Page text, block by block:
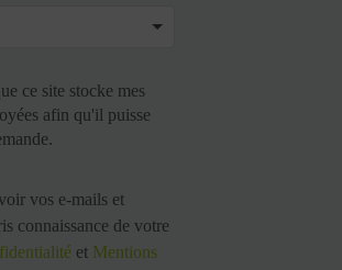
ce site stocke mes
afin qu'il puisse
vos e-mails et
connaissance de votre
et Mentions